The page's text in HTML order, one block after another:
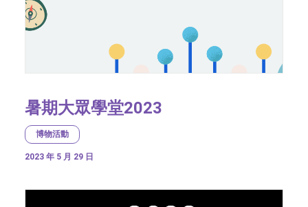
暑期大眾學堂2023
博物活動
2023 年 5 月 29 日